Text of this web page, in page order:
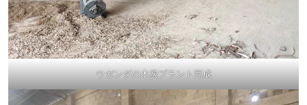
ウガンダの木炭プラント完成